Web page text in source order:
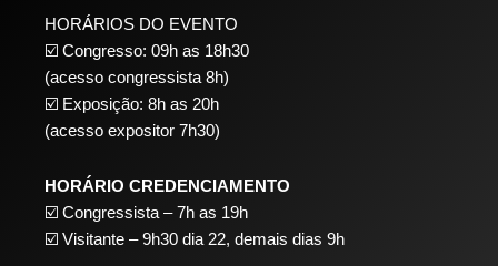
HORÁRIOS DO EVENTO
☑️ Congresso: 09h as 18h30
(acesso congressista 8h)
☑️ Exposição: 8h as 20h
(acesso expositor 7h30)
HORÁRIO CREDENCIAMENTO
☑️ Congressista – 7h as 19h
☑️ Visitante – 9h30 dia 22, demais dias 9h